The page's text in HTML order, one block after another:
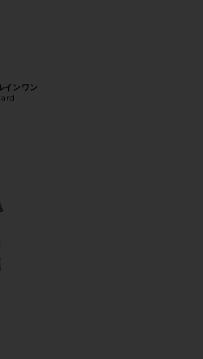
インワン
STATESIDE オールインワン